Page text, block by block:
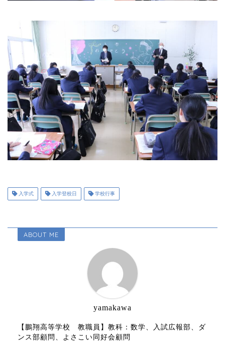
入学式 入学登校日 学校行事
ABOUT ME
yamakawa
【鵬翔高等学校 教職員】教科：数学、入試広報部、ダ
ンス部顧問、よさこい同好会顧問